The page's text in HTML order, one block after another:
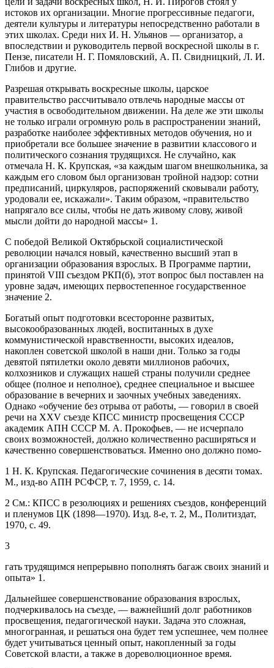
истоков их организации. Многие прогрессивные педагоги,
деятели культуры и литературы непосредственно работали в
этих школах. Среди них И. Н. Ульянов — организатор, а
впоследствии и руководитель первой воскресной школы в г.
Пензе, писатели Н. Г. Помяловский, А. П. Свидницкий, Л. И.
Глибов и другие.
Разрешая открывать воскресные школы, царское
правительство рассчитывало отвлечь народные массы от
участия в освободительном движении. На деле же эти школы
не только играли огромную роль в распространении знаний,
разработке наиболее эффективных методов обучения, но и
приобретали все большее значение в развитии классового и
политического сознания трудящихся. Не случайно, как
отмечала Н. К. Крупская, «за каждым шагом внешкольника, за
каждым его словом был организован тройной надзор: сотни
предписаний, циркуляров, распоряжений сковывали работу,
уродовали ее, искажали». Таким образом, «правительство
напрягало все силы, чтобы не дать живому слову, живой
мысли дойти до народной массы» 1 .
С победой Великой Октябрьской социалистической
революции начался новый, качественно высший этап в
организации образования взрослых. В Программе партии,
принятой VIII съездом РКП(б), этот вопрос был поставлен на
уровне задач, имеющих первостепенное государственное
значение 2.
Богатый опыт подготовки всесторонне развитых,
высокообразованных людей, воспитанных в духе
коммунистической нравственности, высоких идеалов,
накоплен советской школой в наши дни. Только за годы
девятой пятилетки около девяти миллионов рабочих,
колхозников и служащих нашей страны получили среднее
общее (полное и неполное), среднее специальное и высшее
образование в вечерних и заочных учебных заведениях.
Однако «обучение без отрыва от работы, — говорил в своей
речи на XXV съезде КПСС министр просвещения СССР
академик АПН СССР М. А. Прокофьев, — не исчерпало
своих возможностей, должно количественно расширяться и
качественно совершенствоваться. Именно оно должно помо-
1 Н. К. Крупская. Педагогические сочинения в десяти томах.
М., изд-во АПН РСФСР, т. 7, 1959, с. 14.
2 См.: КПСС в резолюциях и решениях съездов, конференций
и пленумов ЦК (1898—1970). Изд. 8-е, т. 2, М., Политиздат,
1970, с. 49.
3
гать трудящимся непрерывно пополнять багаж своих знаний и
опыта» 1 .
Дальнейшее совершенствование образования взрослых,
подчеркивалось на съезде, — важнейший долг работников
просвещения, педагогической науки. Задача это сложная,
многогранная, и решаться она будет тем успешнее, чем полнее
будет учитываться ценный опыт, накопленный за годы
Советской власти, а также в дореволюционное время.